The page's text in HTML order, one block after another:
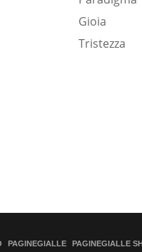
Gioia
Tristezza
PAGINEGIALLE PAGINEGIALLE